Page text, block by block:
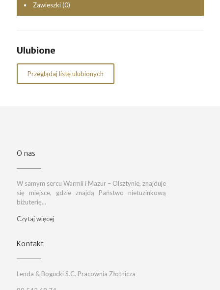
Zawieszki (0)
Ulubione
Przeglądaj listę ulubionych
O nas
W samym sercu Warmii i Mazur – Olsztynie, znajduje
się miejsce, gdzie znajdą Państwo nietuzinkową
biżuterię...
Czytaj więcej
Kontakt
Lenda & Bogucki S.C. Pracownia Złotnicza